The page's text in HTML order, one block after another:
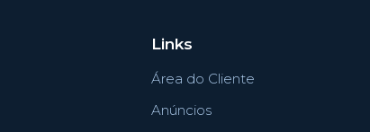
Links
Área do Cliente
Anúncios